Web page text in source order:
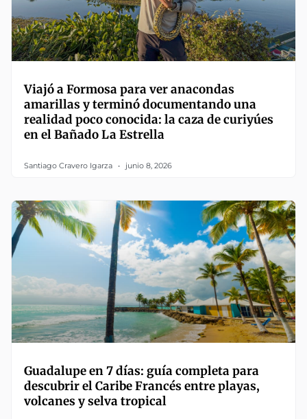
Viajó a Formosa para ver anacondas
amarillas y terminó documentando una
realidad poco conocida: la caza de curiyúes
en el Bañado La Estrella
Santiago Cravero Igarza junio 8, 2026
Guadalupe en 7 días: guía completa para
descubrir el Caribe Francés entre playas,
volcanes y selva tropical